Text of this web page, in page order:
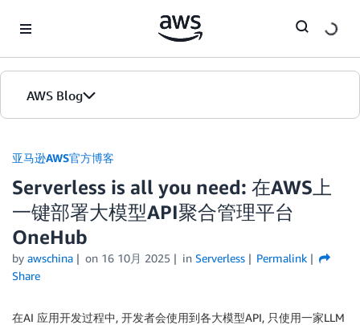
AWS Blog
首页
版本
亚马逊AWS官方博客
Serverless is all you need: 在AWS上
一键部署大模型API聚合管理平台
OneHub
by awschina on 16 10月 2025 in Serverless
Permalink
Share
在AI 应用开发过程中, 开发者会使用到各大模型API, 只使用一家LLM